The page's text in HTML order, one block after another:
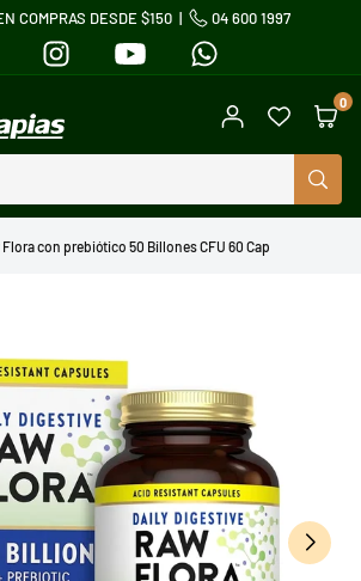
COMPRAS DESDE $150 |
04 600 1997
FACEBOOK
INSTAGRAM YOUTUBE
0
con prebiótico 50 Billones CFU 60 Cap